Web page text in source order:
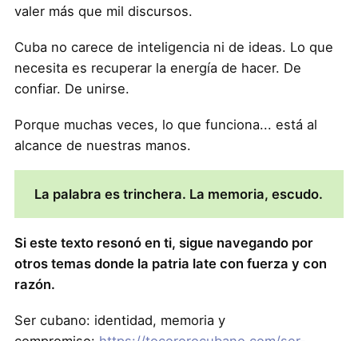
valer más que mil discursos.
Cuba no carece de inteligencia ni de ideas. Lo que
necesita es recuperar la energía de hacer. De
confiar. De unirse.
Porque muchas veces, lo que funciona... está al
alcance de nuestras manos.
La palabra es trinchera. La memoria, escudo.
Si este texto resonó en ti, sigue navegando por
otros temas donde la patria late con fuerza y con
razón.
Ser cubano: identidad, memoria y